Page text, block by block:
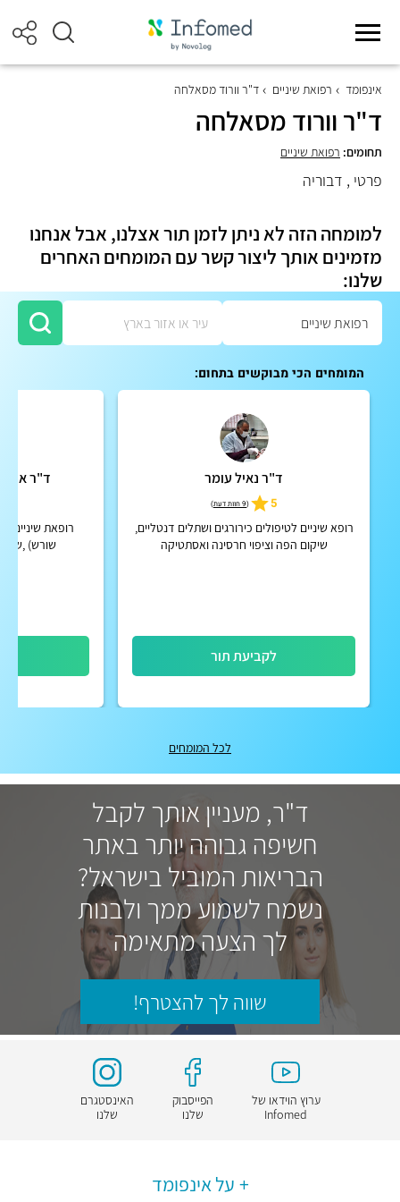
אינפומד רפואת שיניים ד"ר וורוד מסאלחה
ד"ר וורוד מסאלחה
תחומים: רפואת שיניים
פרטי , דבוריה
למומחה הזה לא ניתן לזמן תור אצלנו, אבל אנחנו
מזמינים אותך ליצור קשר עם המומחים האחרים
שלנו:
המומחים הכי מבוקשים בתחום:
ד"ר נאיל עומר
5
(9 חוות דעת )
רופא שיניים לטיפולים כירורגים ושתלים דנטליים,
שיקום הפה וציפוי חרסינה ואסתטיקה
לקביעת תור
ד"ר
רופאת שיניים
שורש)
לכל המומחים
ד"ר, מעניין אותך לקבל
חשיפה גבוהה יותר באתר
הבריאות המוביל בישראל?
נשמח לשמוע ממך ולבנות
לך הצעה מתאימה
שווה לך להצטרף!
ערוץ הוידאו של
Infomed
הפייסבוק
שלנו
האינסטגרם
שלנו
על אינפומד